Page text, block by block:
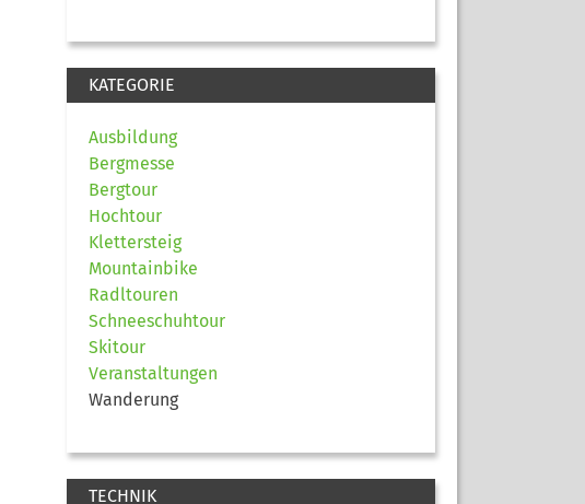
KATEGORIE
Ausbildung
Bergmesse
Bergtour
Hochtour
Klettersteig
Mountainbike
Radltouren
Schneeschuhtour
Skitour
Veranstaltungen
Wanderung
TECHNIK